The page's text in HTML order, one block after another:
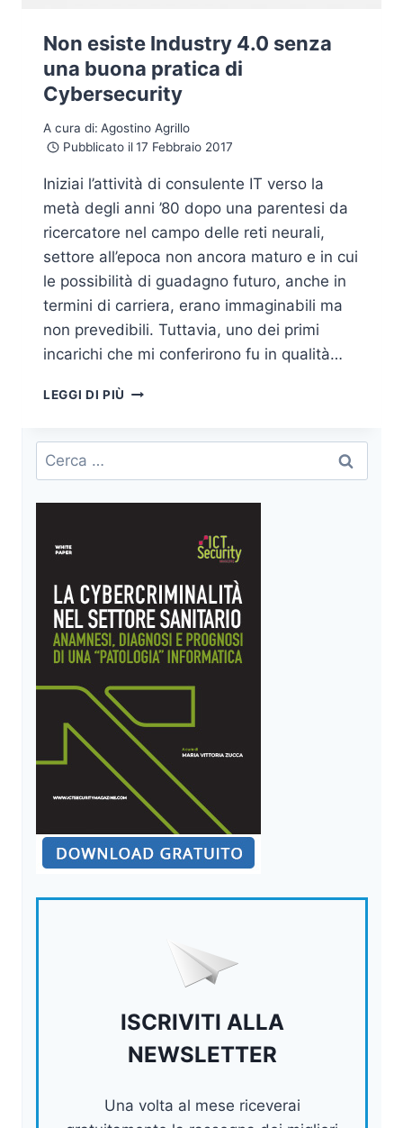
Non esiste Industry 4.0 senza
una buona pratica di
Cybersecurity
A cura di: Agostino Agrillo
Pubblicato il 17 Febbraio 2017
Iniziai l’attività di consulente IT verso la
metà degli anni ’80 dopo una parentesi da
ricercatore nel campo delle reti neurali,
settore all’epoca non ancora maturo e in cui
le possibilità di guadagno futuro, anche in
termini di carriera, erano immaginabili ma
non prevedibili. Tuttavia, uno dei primi
incarichi che mi conferirono fu in qualità…
LEGGI DI PIÙ NON
4.0
UNA
BUONA
CYBERSECURITY
Ricerca
per:
ISCRIVITI ALLA
NEWSLETTER
Una volta al mese riceverai